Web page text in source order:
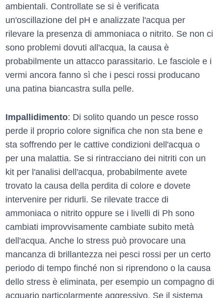
ambientali. Controllate se si è verificata
un'oscillazione del pH e analizzate l'acqua per
rilevare la presenza di ammoniaca o nitrito. Se non ci
sono problemi dovuti all'acqua, la causa è
probabilmente un attacco parassitario. Le fasciole e i
vermi ancora fanno sì che i pesci rossi producano
una patina biancastra sulla pelle.
Impallidimento: Di solito quando un pesce rosso
perde il proprio colore significa che non sta bene e
sta soffrendo per le cattive condizioni dell'acqua o
per una malattia. Se si rintracciano dei nitriti con un
kit per l'analisi dell'acqua, probabilmente avete
trovato la causa della perdita di colore e dovete
intervenire per ridurli. Se rilevate tracce di
ammoniaca o nitrito oppure se i livelli di Ph sono
cambiati improvvisamente cambiate subito metà
dell'acqua. Anche lo stress può provocare una
mancanza di brillantezza nei pesci rossi per un certo
periodo di tempo finché non si riprendono o la causa
dello stress è eliminata, per esempio un compagno di
acquario particolarmente aggressivo. Se il sistema